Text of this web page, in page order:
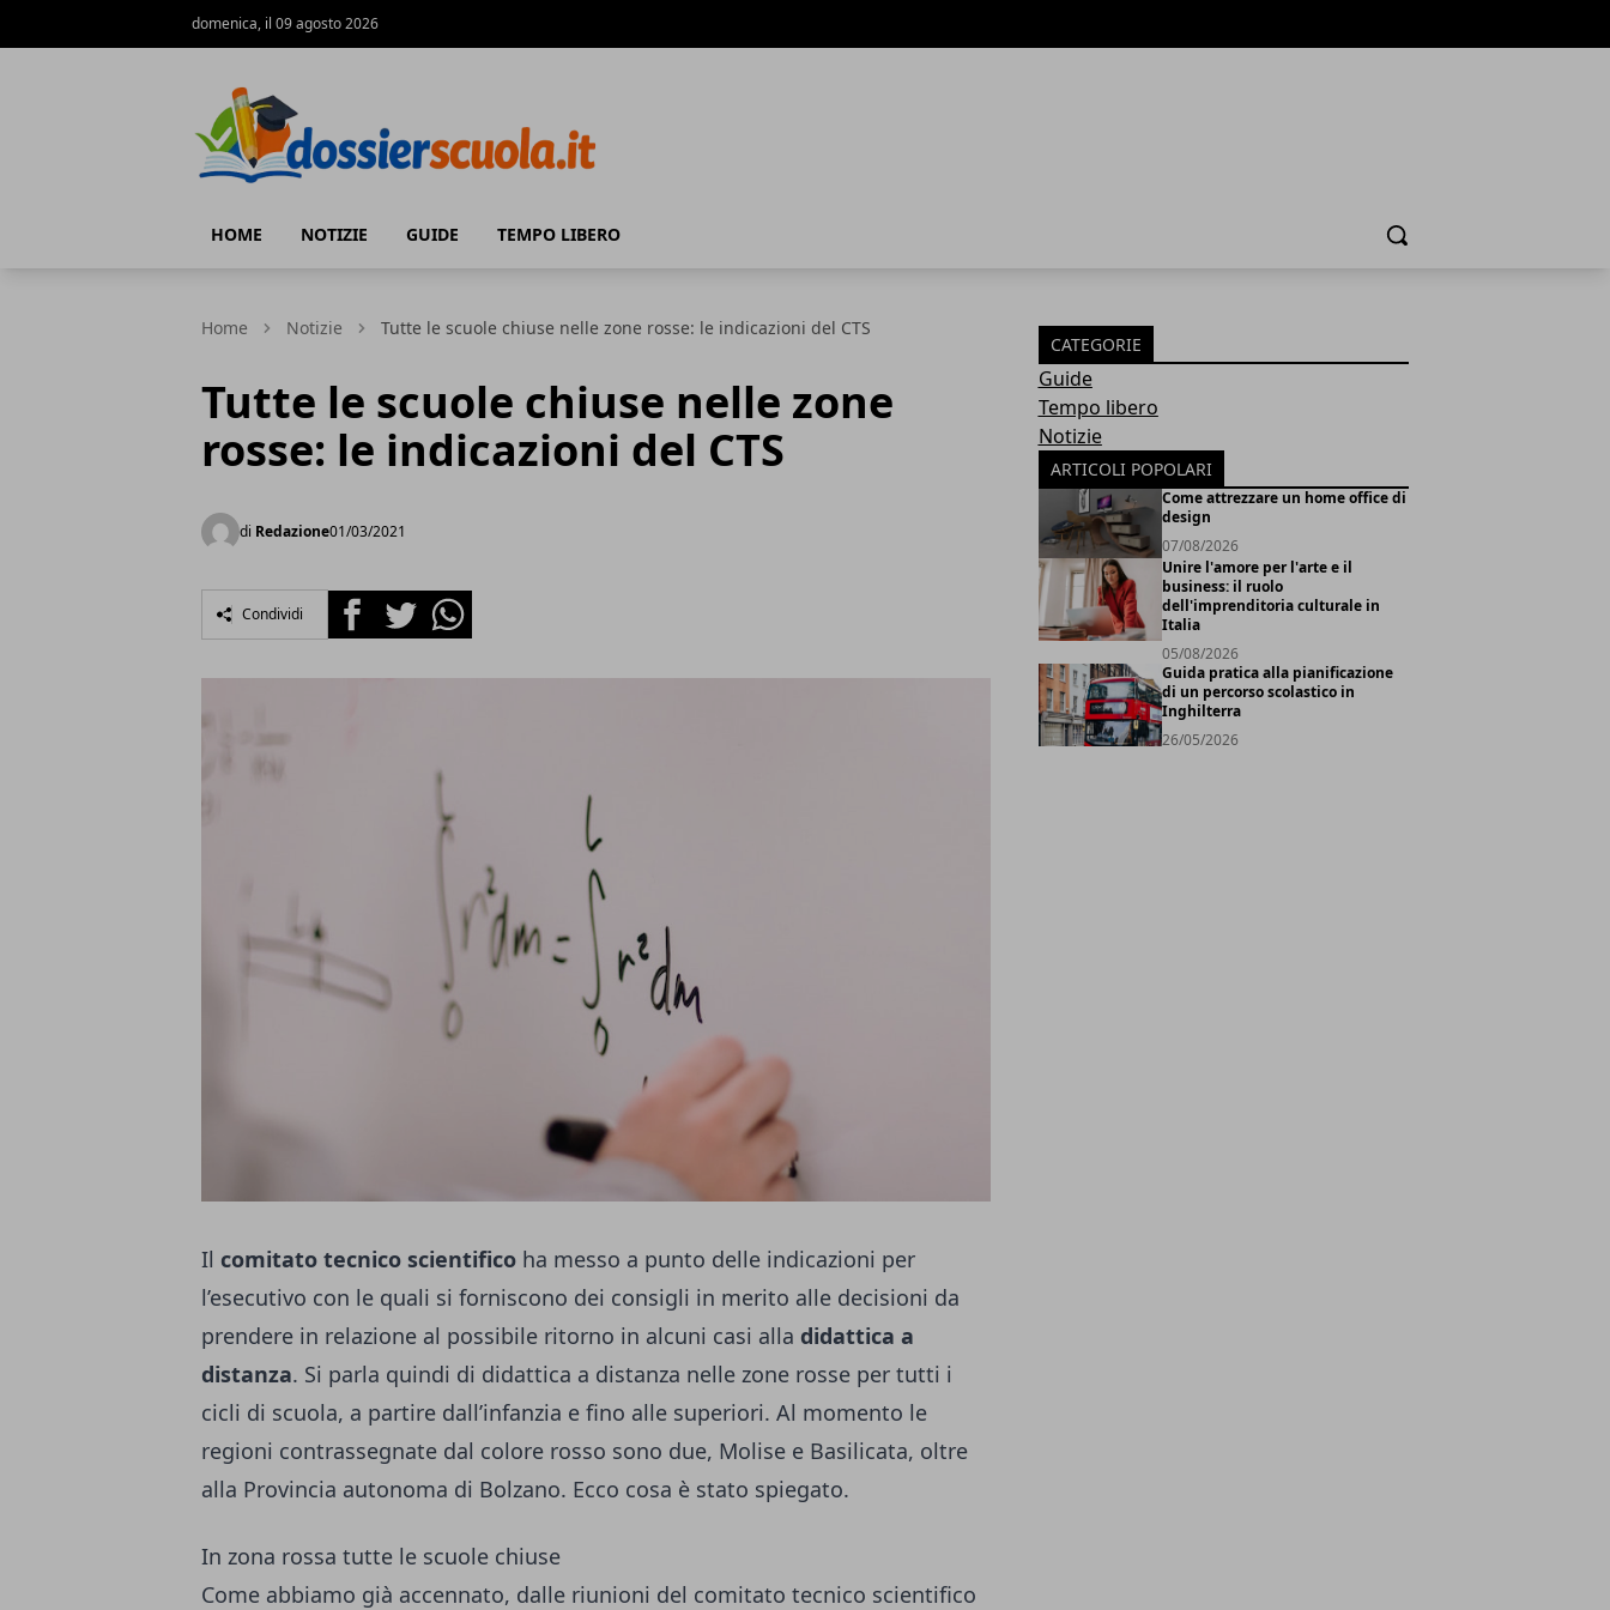
domenica, il 09 agosto 2026
HOME NOTIZIE GUIDE TEMPO LIBERO Cerca
Home Notizie Tutte le scuole chiuse nelle zone rosse: le indicazioni del CTS
Tutte le scuole chiuse nelle zone
rosse: le indicazioni del CTS
di Redazione01/03/2021
Condividi FacebookTwitterWhatsapp
Il comitato tecnico scientifico ha messo a punto delle indicazioni per
l’esecutivo con le quali si forniscono dei consigli in merito alle decisioni da
prendere in relazione al possibile ritorno in alcuni casi alla didattica a
distanza. Si parla quindi di didattica a distanza nelle zone rosse per tutti i
cicli di scuola, a partire dall’infanzia e fino alle superiori. Al momento le
regioni contrassegnate dal colore rosso sono due, Molise e Basilicata, oltre
alla Provincia autonoma di Bolzano. Ecco cosa è stato spiegato.
In zona rossa tutte le scuole chiuse
Come abbiamo già accennato, dalle riunioni del comitato tecnico scientifico
CATEGORIE
Guide
Tempo libero
Notizie
ARTICOLI POPOLARI
Come attrezzare un home office di
design
07/08/2026
Unire l'amore per l'arte e il
business: il ruolo
dell'imprenditoria culturale in
Italia
05/08/2026
Guida pratica alla pianificazione
di un percorso scolastico in
Inghilterra
26/05/2026